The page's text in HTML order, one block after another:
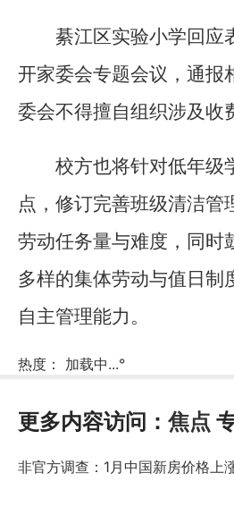
綦江区实验小学回应
开家委会专题会议，通报
委会不得擅自组织涉及收
校方也将针对低年级
点，修订完善班级清洁管
劳动任务量与难度，同时
多样的集体劳动与值日制
自主管理能力。
热度： 加载中...°
更多内容访问： 焦点
非官方调查：1月中国新房价格上